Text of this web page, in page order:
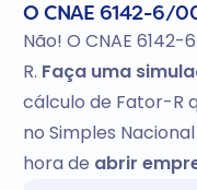
O CNAE 6142-6/
Não! O CNAE
R. Faça uma
cálculo de Fator-R
no Simples
hora de abrir